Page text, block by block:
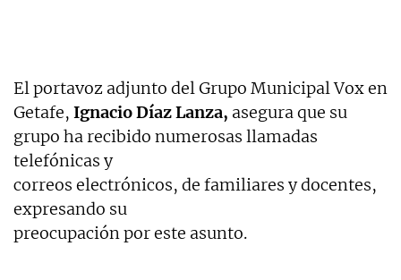
El portavoz adjunto del Grupo Municipal Vox en
Getafe, Ignacio Díaz Lanza, asegura que su
grupo ha recibido numerosas llamadas
telefónicas y
correos electrónicos, de familiares y docentes,
expresando su
preocupación por este asunto.